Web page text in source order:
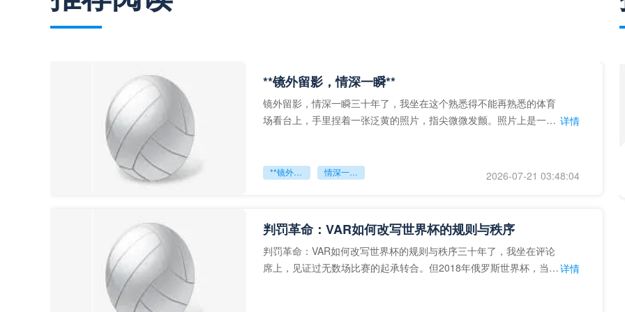
**镜外留影，情深一瞬**
镜外留影，情深一瞬三十年了，我坐在这个熟悉得不能再熟悉的体育
场看台上，手里捏着一张泛黄的照片，指尖微微发颤。照片上是一个 详情
**镜外留影 情深一瞬** 2026-07-21 03:48:04
判罚革命：VAR如何改写世界杯的规则与秩序
判罚革命：VAR如何改写世界杯的规则与秩序三十年了，我坐在评论
席上，见证过无数场比赛的起承转合。但2018年俄罗斯世界杯，当
详情